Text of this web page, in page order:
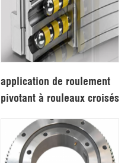
application de roulement
pivotant à rouleaux croisés